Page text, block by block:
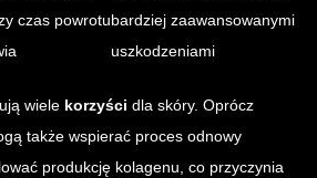
czas powrotubardziej zaawansowanymi
uszkodzeniami
wiele korzyści dla skóry. Oprócz
także wspierać proces odnowy
produkcję kolagenu, co przyczynia